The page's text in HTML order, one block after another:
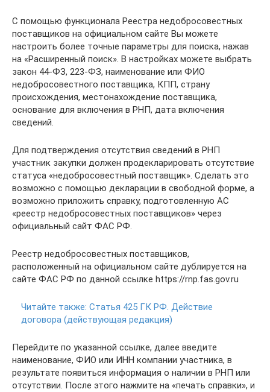
С помощью функционала Реестра недобросовестных
поставщиков на официальном сайте Вы можете
настроить более точные параметры для поиска, нажав
на «Расширенный поиск». В настройках можете выбрать
закон 44-ФЗ, 223-ФЗ, наименование или ФИО
недобросовестного поставщика, КПП, страну
происхождения, местонахождение поставщика,
основание для включения в РНП, дата включения
сведений.
Для подтверждения отсутствия сведений в РНП
участник закупки должен продекларировать отсутствие
статуса «недобросовестный поставщик». Сделать это
возможно с помощью декларации в свободной форме, а
возможно приложить справку, подготовленную АС
«реестр недобросовестных поставщиков» через
официальный сайт ФАС РФ.
Реестр недобросовестных поставщиков,
расположенный на официальном сайте дублируется на
сайте ФАС РФ по данной ссылке https://rnp.fas.gov.ru
Читайте также: Статья 425 ГК РФ. Действие
договора (действующая редакция)
Перейдите по указанной ссылке, далее введите
наименование, ФИО или ИНН компании участника, в
результате появиться информация о наличии в РНП или
отсутствии. После этого нажмите на «печать справки», и